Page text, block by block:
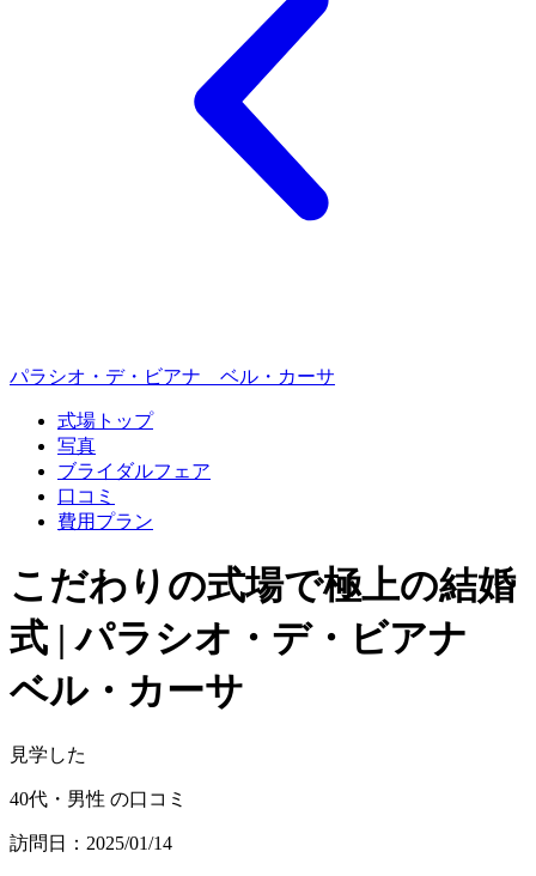
パラシオ・デ・ビアナ ベル・カーサ
式場トップ
写真
ブライダルフェア
口コミ
費用プラン
こだわりの式場で極上の結婚
式 | パラシオ・デ・ビアナ
ベル・カーサ
見学した
40代・男性 の口コミ
訪問日：2025/01/14